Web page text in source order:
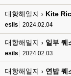
대항해일지 › Kite
esils 2024.02.04
대항해일지 › 일부 퀘
esils 2024.02.03
대항해일지 › 연밥 퀘
그렇다고 코어랑 모듈
없을꺼같아서 ;;
esils
이제 정상동작이겟지 !
고게임77